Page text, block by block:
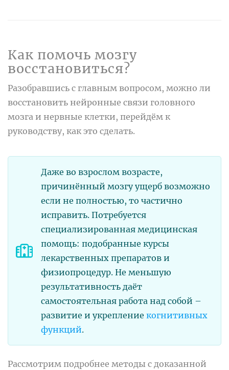
Как помочь мозгу
восстановиться?
Разобравшись с главным вопросом, можно ли
восстановить нейронные связи головного
мозга и нервные клетки, перейдём к
руководству, как это сделать.
Даже во взрослом возрасте,
причинённый мозгу ущерб возможно
если не полностью, то частично
исправить. Потребуется
специализированная медицинская
помощь: подобранные курсы
лекарственных препаратов и
физиопроцедур. Не меньшую
результативность даёт
самостоятельная работа над собой –
развитие и укрепление когнитивных
функций.
Рассмотрим подробнее методы с доказанной